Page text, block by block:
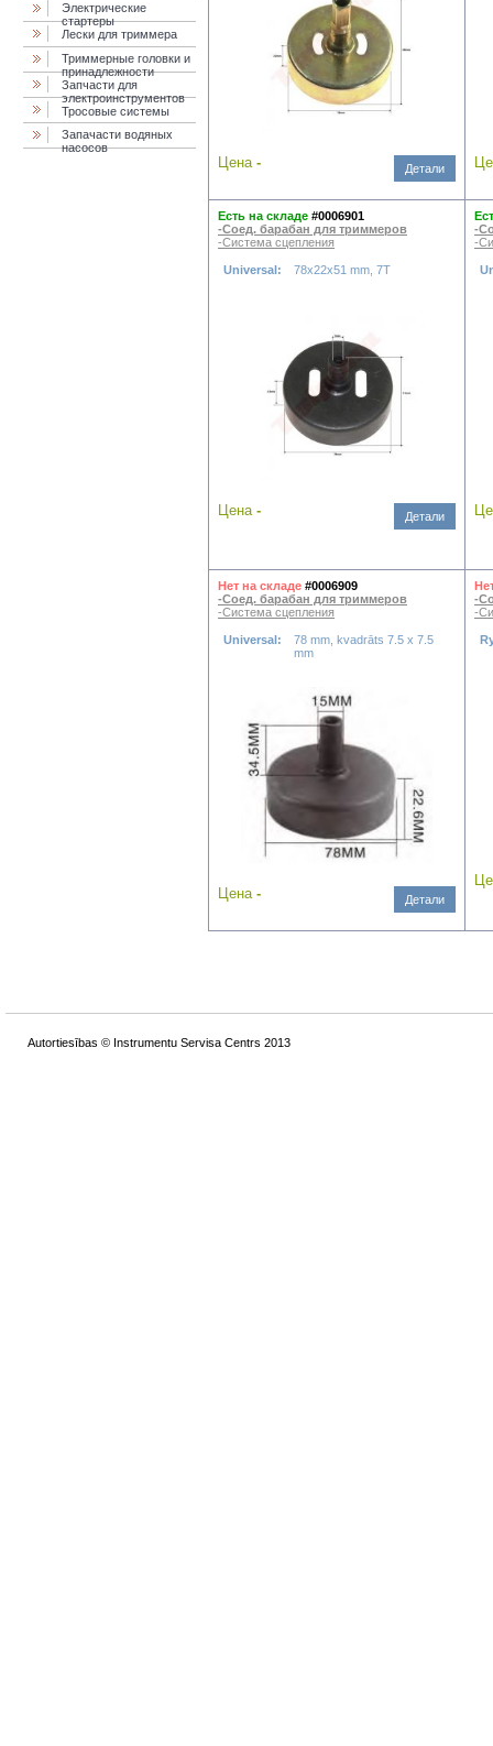
Электрические
стартеры
Лески для триммера
Триммерные головки и
принадлежности
Запчасти для
электроинструментов
Тросовые системы
Запачасти водяных
насосов
Цена - Детали
Есть на складе #0006901
-Соед. барабан для триммеров
-Система сцепления
Universal: 78x22x51 mm, 7T
Цена - Детали
-
-
Нет на складе #0006909
-Соед. барабан для триммеров
-Система сцепления
Universal:
78 mm, kvadrāts 7.5 x 7.5
mm
Цена - Детали
-
-
Autortiesības © Instrumentu Servisa Centrs 2013